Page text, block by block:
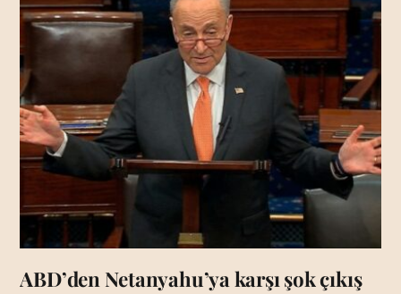
ABD’den Netanyahu’ya karşı şok çıkış